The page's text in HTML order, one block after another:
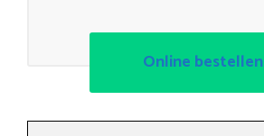
Online bestellen